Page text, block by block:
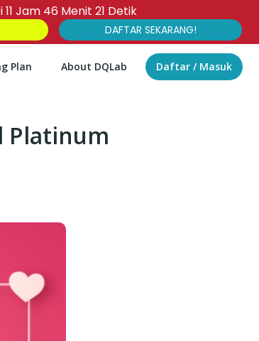
11Jam 46Menit 20 Detik
DAFTAR SEKARANG!
Plan About DQLab Daftar / Masuk
Platinum